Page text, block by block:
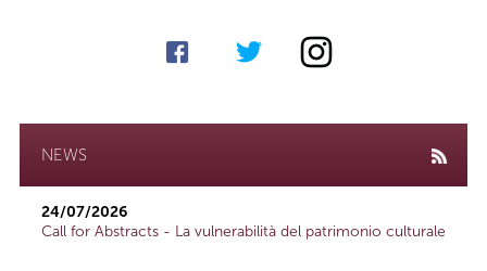
NEWS
24/07/2026
Call for Abstracts - La vulnerabilità del patrimonio culturale